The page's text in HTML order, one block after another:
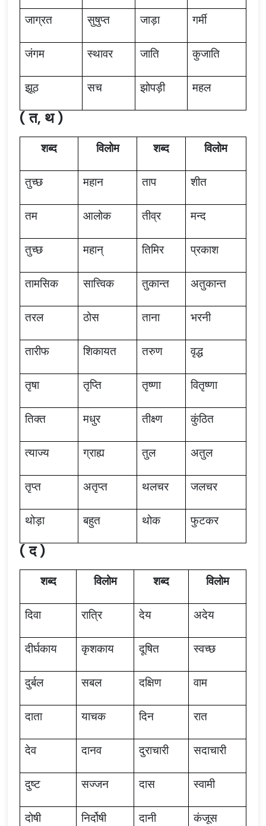
जाग्रत सुषुप्त जाड़ा गर्मी
जंगम स्थावर जाति कुजाति
झूठ सच झोपड़ी महल
( त, थ )
शब्द विलोम शब्द विलोम
तुच्छ महान ताप शीत
तम आलोक तीव्र मन्द
तुच्छ महान् तिमिर प्रकाश
तामसिक सात्त्विक तुकान्त अतुकान्त
तरल ठोस ताना भरनी
तारीफ शिकायत तरुण वृद्ध
तृषा तृप्ति तृष्णा वितृष्णा
तिक्त मधुर तीक्ष्ण कुंठित
त्याज्य ग्राह्य तुल अतुल
तृप्त अतृप्त थलचर जलचर
थोड़ा बहुत थोक फुटकर
( द )
शब्द विलोम शब्द विलोम
दिवा रात्रि देय अदेय
दीर्घकाय कृशकाय दूषित स्वच्छ
दुर्बल सबल दक्षिण वाम
दाता याचक दिन रात
देव दानव दुराचारी सदाचारी
दुष्ट सज्जन दास स्वामी
दोषी निर्दोषी दानी कंजूस